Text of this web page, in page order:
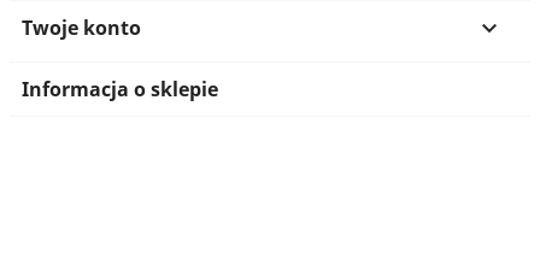
Twoje konto 
Informacja o sklepie